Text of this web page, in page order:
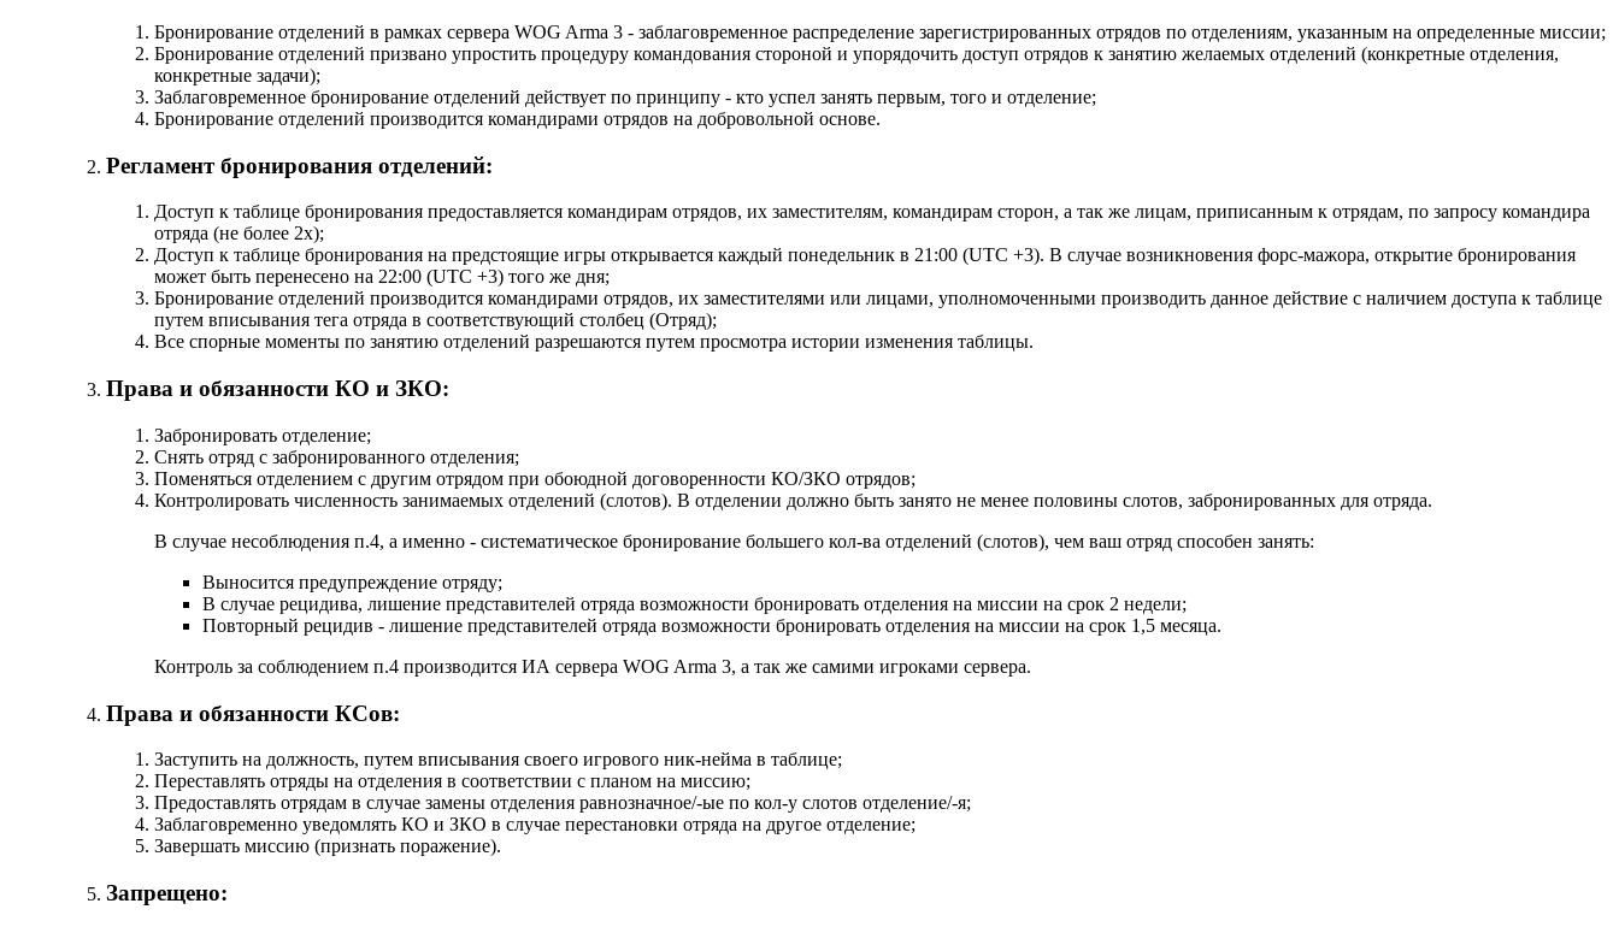
Бронирование отделений в рамках сервера WOG Arma 3 - заблаговременное распределение зарегистрированных отрядов по отделениям, указанным на определенные миссии;
Бронирование отделений призвано упростить процедуру командования стороной и упорядочить доступ отрядов к занятию желаемых отделений (конкретные отделения,
конкретные задачи);
Заблаговременное бронирование отделений действует по принципу - кто успел занять первым, того и отделение;
Бронирование отделений производится командирами отрядов на добровольной основе.
Регламент бронирования отделений:
Доступ к таблице бронирования предоставляется командирам отрядов, их заместителям, командирам сторон, а так же лицам, приписанным к отрядам, по запросу командира
отряда (не более 2х);
Доступ к таблице бронирования на предстоящие игры открывается каждый понедельник в 21:00 (UTC +3). В случае возникновения форс-мажора, открытие бронирования
может быть перенесено на 22:00 (UTC +3) того же дня;
Бронирование отделений производится командирами отрядов, их заместителями или лицами, уполномоченными производить данное действие с наличием доступа к таблице
путем вписывания тега отряда в соответствующий столбец (Отряд);
Все спорные моменты по занятию отделений разрешаются путем просмотра истории изменения таблицы.
Права и обязанности КО и ЗКО:
Забронировать отделение;
Снять отряд с забронированного отделения;
Поменяться отделением с другим отрядом при обоюдной договоренности КО/ЗКО отрядов;
Контролировать численность занимаемых отделений (слотов). В отделении должно быть занято не менее половины слотов, забронированных для отряда.
В случае несоблюдения п.4, а именно - систематическое бронирование большего кол-ва отделений (слотов), чем ваш отряд способен занять:
Выносится предупреждение отряду;
В случае рецидива, лишение представителей отряда возможности бронировать отделения на миссии на срок 2 недели;
Повторный рецидив - лишение представителей отряда возможности бронировать отделения на миссии на срок 1,5 месяца.
Контроль за соблюдением п.4 производится ИА сервера WOG Arma 3, а так же самими игроками сервера.
Права и обязанности КСов:
Заступить на должность, путем вписывания своего игрового ник-нейма в таблице;
Переставлять отряды на отделения в соответствии с планом на миссию;
Предоставлять отрядам в случае замены отделения равнозначное/-ые по кол-у слотов отделение/-я;
Заблаговременно уведомлять КО и ЗКО в случае перестановки отряда на другое отделение;
Завершать миссию (признать поражение).
Запрещено: